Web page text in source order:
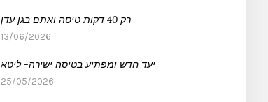
רק 40 דקות טיסה ואתם בגן עדן
13/06/2026
יעד חדש ומפתיע בטיסה ישירה- ליטא
25/05/2026